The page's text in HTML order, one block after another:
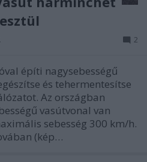
2
építi nagysebességű
és tehermentesítse
Az országban
vasútvonal van
sebesség 300 km/h.
(kép…